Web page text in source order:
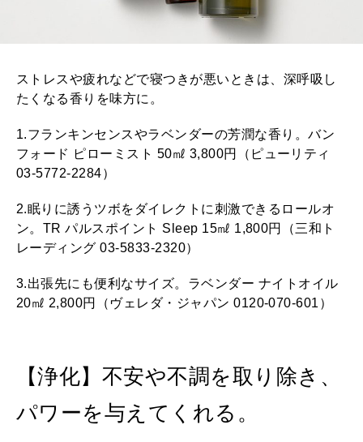
ストレスや疲れなどで寝つきが悪いときは、深呼吸し
たくなる香りを味方に。
1.フランキンセンスやラベンダーの芳潤な香り。バン
フォード ピローミスト 50㎖ 3,800円（ピューリティ
03-5772-2284）
2.眠りに誘うツボをダイレクトに刺激できるロールオ
ン。TR パルスポイント Sleep 15㎖ 1,800円（三和ト
レーディング 03-5833-2320）
3.出張先にも便利なサイズ。ラベンダー ナイトオイル
20㎖ 2,800円（ヴェレダ・ジャパン 0120-070-601）
【浄化】不安や不調を取り除き、
パワーを与えてくれる。